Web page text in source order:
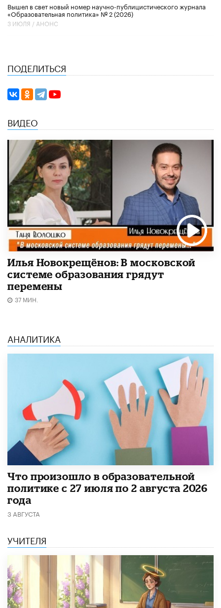
Вышел в свет новый номер научно-публицистического журнала
«Образовательная политика» № 2 (2026)
3 ИЮЛЯ / АНОНС
ПОДЕЛИТЬСЯ
ВИДЕО
Илья Новокрещёнов: В московской
системе образования грядут
перемены
37 МИН.
АНАЛИТИКА
​Что произошло в образовательной
политике с 27 июля по 2 августа 2026
года
3 АВГУСТА
УЧИТЕЛЯ